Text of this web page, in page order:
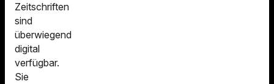
Zeitschriften
sind
überwiegend
digital
verfügbar.
Sie